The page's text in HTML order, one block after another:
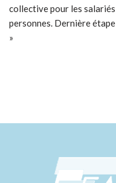
collective pour les
personnes. Dernière
»